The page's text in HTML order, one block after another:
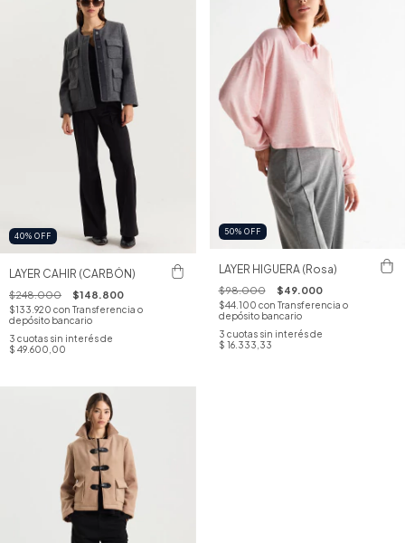
40% OFF
LAYER CAHIR (CARBÓN)
$248.000 $148.800
$133.920 con Transferencia o
depósito bancario
3 cuotas sin interés de
$ 49.600,00
50% OFF
LAYER HIGUERA (Rosa)
$98.000 $49.000
$44.100 con Transferencia o
depósito bancario
3 cuotas sin interés de
$ 16.333,33